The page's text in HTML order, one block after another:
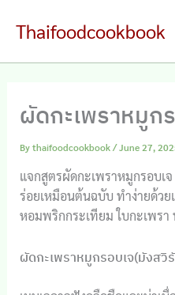
Thaifoodcookbook
ผัดกะเพราหมูก
Bythaifoodcookbook/June 27,
แจกสูตรผัดกะเพราหมูกรอบเ
ร่อยเหมือนต้นฉบับ ทำง่ายด้วย
หอมพริกกระเทียม ใบกะเพรา
ผัดกะเพราหมูกรอบเจ(มังสวิ